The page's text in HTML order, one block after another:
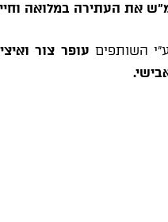
את העתירה במלואה
ע"י השותפים עופר צור